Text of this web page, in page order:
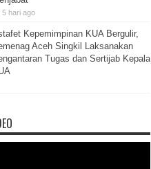
5 hari ago
Kepemimpinan KUA Bergulir,
Aceh Singkil Laksanakan
Tugas dan Sertijab Kepala